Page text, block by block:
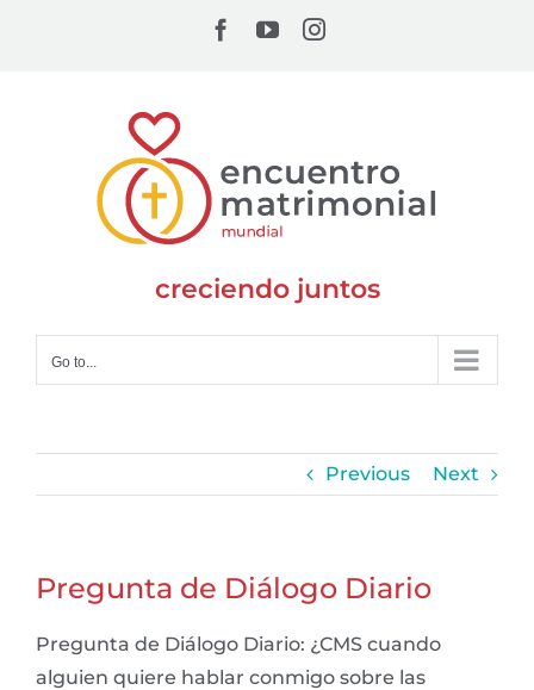
Facebook
YouTubeInstagram
creciendo juntos
Go to...
Previous Next
Pregunta de Diálogo Diario
Pregunta de Diálogo Diario: ¿CMS cuando
alguien quiere hablar conmigo sobre las